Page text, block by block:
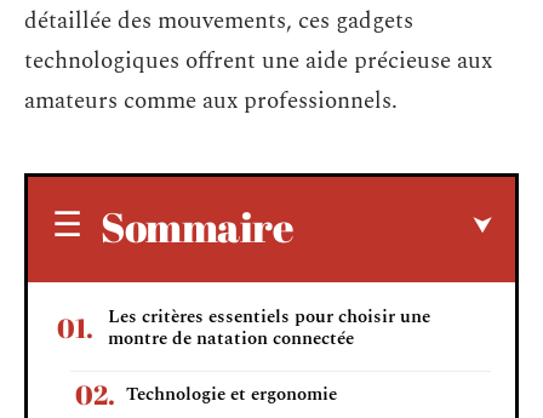
détaillée des mouvements, ces gadgets
technologiques offrent une aide précieuse aux
amateurs comme aux professionnels.
Sommaire
Les critères essentiels pour choisir une
montre de natation connectée
Technologie et ergonomie